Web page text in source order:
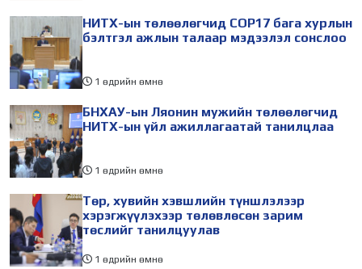
НИТХ-ын төлөөлөгчид COP17 бага хурлын
бэлтгэл ажлын талаар мэдээлэл сонслоо
1 өдрийн өмнө
БНХАУ-ын Ляонин мужийн төлөөлөгчид
НИТХ-ын үйл ажиллагаатай танилцлаа
1 өдрийн өмнө
Төр, хувийн хэвшлийн түншлэлээр
хэрэгжүүлэхээр төлөвлөсөн зарим
төслийг танилцуулав
1 өдрийн өмнө